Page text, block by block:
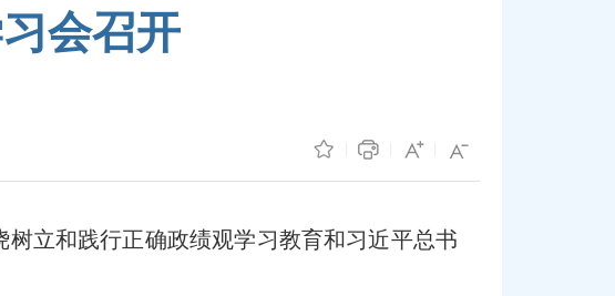
会召开
立和践行正确政绩观学习教育和习近平总书